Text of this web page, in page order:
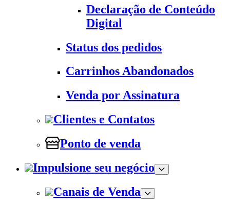
Declaração de Conteúdo
Digital
Status dos pedidos
Carrinhos Abandonados
Venda por Assinatura
Clientes e Contatos
Ponto de venda
Impulsione seu negócio
Canais de Venda